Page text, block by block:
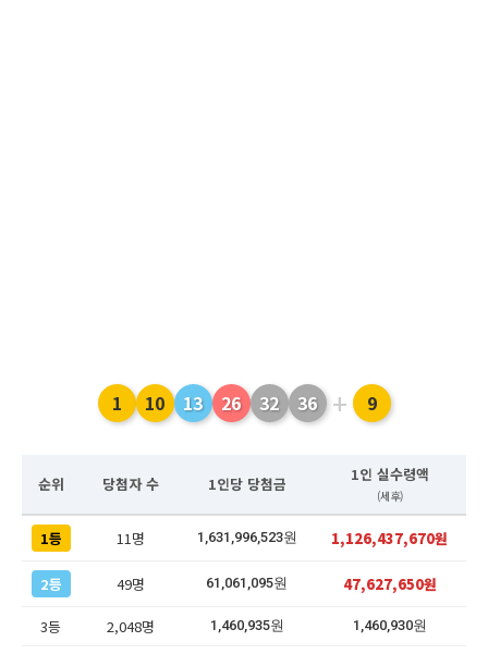
1 10 13 26 32 36 + 9
순위 당첨자 수 1인당 당첨금 1인 실수령액
(세후)
1등 11명 1,631,996,523원 1,126,437,670원
2등 49명 61,061,095원 47,627,650원
3등 2,048명 1,460,935원 1,460,930원